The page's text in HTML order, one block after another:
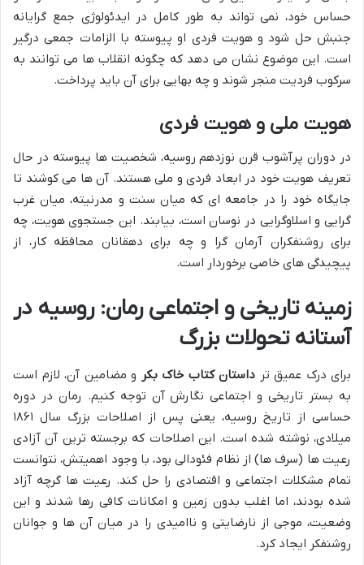
حساس خود، نمی تواند به طور کامل در ایدئولوژی جمع گرایانه
جنبش حل شود و هویت فردی او پیوسته با الزامات جمعی درگیر
است. این موضوع نشان می دهد که چگونه انقلاب ها می توانند به
سرکوب فردیت منجر شوند و چه بهایی برای آن باید پرداخت.
هویت ملی و هویت فردی
در دوران پرآشوب قرن نوزدهم روسیه، شخصیت ها پیوسته در حال
تعریف هویت خود در ابعاد فردی و ملی هستند. آن ها می کوشند تا
جایگاه خود را در جامعه ای که میان سنت و مدرنیته، میان غرب
گرایی و اسلاوگرایی در نوسان است، بیابند. این جستجوی هویت، چه
برای روشنفکران آرمان گرا و چه برای دهقانان محافظه کار، از
پیچیدگی های خاصی برخوردار است.
زمینه تاریخی و اجتماعی رمان: روسیه در
آستانه تحولات بزرگ
برای درک عمیق تر داستان کتاب خاک بکر و مضامین آن، لازم است
به بستر تاریخی و اجتماعی نگارش آن توجه کنیم. رمان در دوره
حساسی از تاریخ روسیه، یعنی پس از اصلاحات بزرگ سال ۱۸۶۱
میلادی، نوشته شده است. این اصلاحات که برجسته ترین آن آزادی
رعیت ها (سرف ها) از نظام فئودالی بود، با وجود اهمیتش، نتوانست
تمام مشکلات اجتماعی و اقتصادی را حل کند. رعیت ها گرچه آزاد
شده بودند، اما اغلب بدون زمین و امکانات کافی رها شدند و این
وضعیت، موجی از نارضایتی و ناامیدی را در میان آن ها و جوانان
روشنفکر ایجاد کرد.